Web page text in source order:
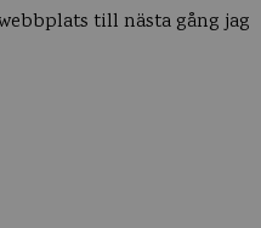
till nästa gång jag